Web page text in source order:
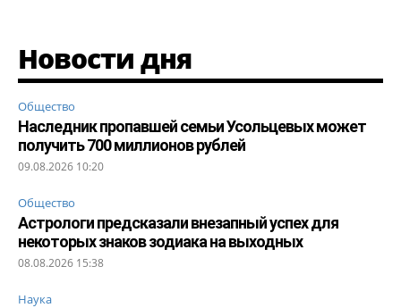
Новости дня
Общество
Наследник пропавшей семьи Усольцевых может
получить 700 миллионов рублей
09.08.2026 10:20
Общество
Астрологи предсказали внезапный успех для
некоторых знаков зодиака на выходных
08.08.2026 15:38
Наука